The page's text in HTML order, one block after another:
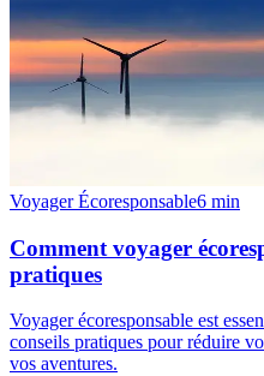
Voyager Écoresponsable6 min
Comment voyager
pratiques
Voyager écoresponsable est
conseils pratiques pour réduire
vos aventures.